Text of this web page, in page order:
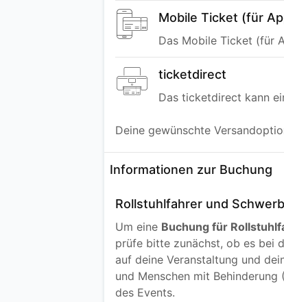
Mobile Ticket (für
Das Mobile Ticket (für
ticketdirect
Das ticketdirect kann
Deine gewünschte
Informationen zur Buchung
Rollstuhlfahrer und
Um eine Buchung für
prüfe bitte zunächst, ob es bei
auf deine Veranstaltung und
und Menschen mit
des Events.